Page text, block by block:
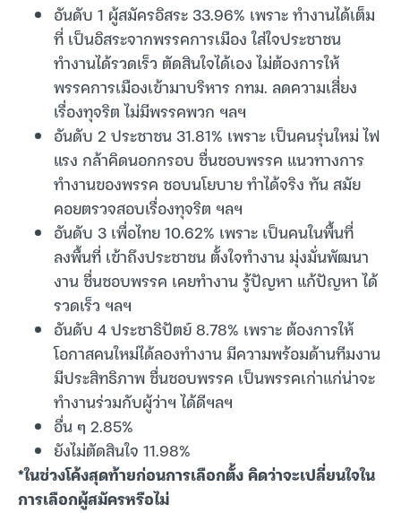
อันดับ 1 ผู้สมัครอิสระ 33.96% เพราะ ทำงานได้เต็ม
ที่ เป็นอิสระจากพรรคการเมือง ใส่ใจประชาชน
ทำงานได้รวดเร็ว ตัดสินใจได้เอง ไม่ต้องการให้
พรรคการเมืองเข้ามาบริหาร กทม. ลดความเสี่ยง
เรื่องทุจริต ไม่มีพรรคพวก ฯลฯ
อันดับ 2 ประชาชน 31.81% เพราะ เป็นคนรุ่นใหม่ ไฟ
แรง กล้าคิดนอกกรอบ ชื่นชอบพรรค แนวทางการ
ทำงานของพรรค ชอบนโยบาย ทำได้จริง ทัน สมัย
คอยตรวจสอบเรื่องทุจริต ฯลฯ
อันดับ 3 เพื่อไทย 10.62% เพราะ เป็นคนในพื้นที่
ลงพื้นที่ เข้าถึงประชาชน ตั้งใจทำงาน มุ่งมั่นพัฒนา
งาน ชื่นชอบพรรค เคยทำงาน รู้ปัญหา แก้ปัญหา ได้
รวดเร็ว ฯลฯ
อันดับ 4 ประชาธิปัตย์ 8.78% เพราะ ต้องการให้
โอกาสคนใหม่ได้ลองทำงาน มีความพร้อมด้านทีมงาน
มีประสิทธิภาพ ชื่นชอบพรรค เป็นพรรคเก่าแก่น่าจะ
ทำงานร่วมกับผู้ว่าฯ ได้ดีฯลฯ
อื่น ๆ 2.85%
ยังไม่ตัดสินใจ 11.98%
*ในช่วงโค้งสุดท้ายก่อนการเลือกตั้ง คิดว่าจะเปลี่ยนใจใน
การเลือกผู้สมัครหรือไม่